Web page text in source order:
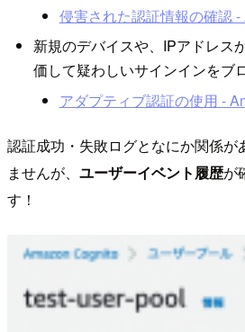
侵害された認証情報の確認
新規のデバイスや、IPアドレス
価して疑わしいサインインをブ
アダプティブ認証の使用 -
認証成功・失敗ログとなにか関係が
ませんが、 ユーザーイベント履歴が
す！